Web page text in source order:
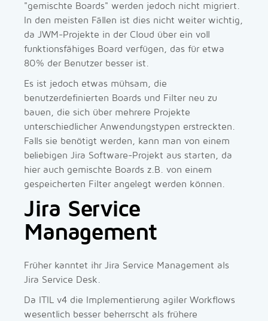
"gemischte Boards" werden jedoch nicht migriert.
In den meisten Fällen ist dies nicht weiter wichtig,
da JWM-Projekte in der Cloud über ein voll
funktionsfähiges Board verfügen, das für etwa
80% der Benutzer besser ist.
Es ist jedoch etwas mühsam, die
benutzerdefinierten Boards und Filter neu zu
bauen, die sich über mehrere Projekte
unterschiedlicher Anwendungstypen erstreckten.
Falls sie benötigt werden, kann man von einem
beliebigen Jira Software-Projekt aus starten, da
hier auch gemischte Boards z.B. von einem
gespeicherten Filter angelegt werden können.
Jira Service
Management
Früher kanntet ihr Jira Service Management als
Jira Service Desk.
Da ITIL v4 die Implementierung agiler Workflows
wesentlich besser beherrscht als frühere